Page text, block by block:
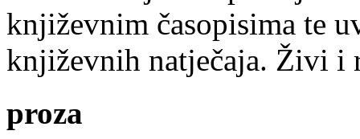
književnim časopisima te
književnih natječaja. Živi i
proza